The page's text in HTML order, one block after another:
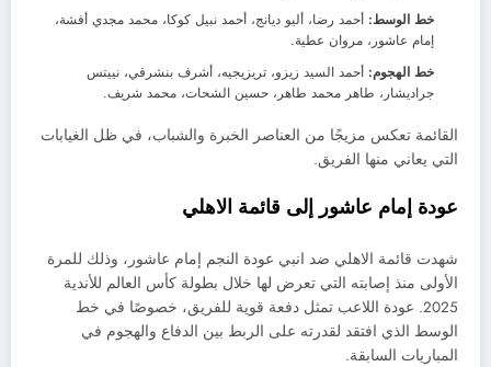
خط الوسط: أحمد رضا، أليو ديانج، أحمد نبيل كوكا، محمد مجدي أفشة،
إمام عاشور، مروان عطية.
خط الهجوم: أحمد السيد زيزو، تريزيجيه، أشرف بنشرقي، نييتس
جراديشار، طاهر محمد طاهر، حسين الشحات، محمد شريف.
القائمة تعكس مزيجًا من العناصر الخبرة والشباب، في ظل الغيابات
التي يعاني منها الفريق.
عودة إمام عاشور إلى قائمة الاهلي
شهدت قائمة الاهلي ضد انبي عودة النجم إمام عاشور، وذلك للمرة
الأولى منذ إصابته التي تعرض لها خلال بطولة كأس العالم للأندية
2025. عودة اللاعب تمثل دفعة قوية للفريق، خصوصًا في خط
الوسط الذي افتقد لقدرته على الربط بين الدفاع والهجوم في
المباريات السابقة.